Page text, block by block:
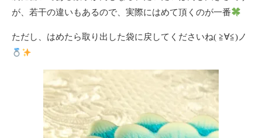
が、若干の違いもあるので、実際にはめて頂くのが一番
ただし、はめたら取り出した袋に戻してくださいね( ≧∀≦)ノ